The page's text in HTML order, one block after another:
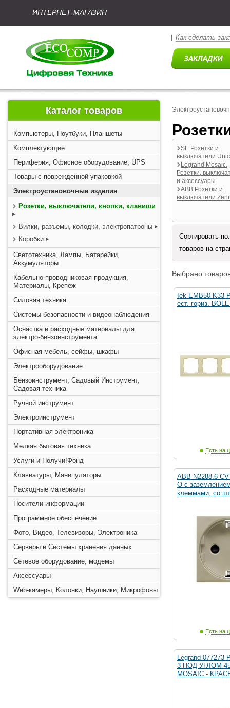
ИНТЕРНЕТ-МАГАЗИН
Как сделать
Каталог товаров
Компьютеры, Ноутбуки, Планшеты
Комплектующие
Периферия, Офисное оборудование, UPS
Товары с поврежденной упаковкой
Электроустановочные изделия
Розетки, выключатели, кнопки, клавиши
Вилки, разъемы, колодки, электропатроны
Коробки
Светотехника, Лампы, Батарейки,
Аккумуляторы
Кабельно-проводниковая продукция,
Материалы, Крепеж
Силовая техника
Системы безопасности и видеонаблюдения
Оснастка и расходные материалы для
электро-бензоинструмента
Офисная мебель, сейфы, шкафы
Электрооборудование
Бензоинструмент, Садовый Инструмент,
Садовая техника
Ручной инструмент
Электроинструмент
Портативная электроника
Мелкая бытовая техника
Услуги и Получи!Фонд
Клавиатуры, Манипуляторы
Расходные материалы
Носители информации
Программное обеспечение
Фото, Видео, Телевизоры, Электроника
Серверы и Системы хранения данных
Сетевое оборудование, модемы
Аксессуары
Web-камеры, Колонки, Наушники, Микрофоны
SE Розетки и
выключатели
Legrand Mosaic.
Розетки,
и аксессуары
ABB Розетки и
выключатели
Сортировать
товаров на
Выбрано
Iek EMB50-K33
ест. гориз.
Есть на
ABB N2288.6
O с
клеммами, со
Есть на
Legrand
3 ПОД УГЛОМ
MOSAIC -